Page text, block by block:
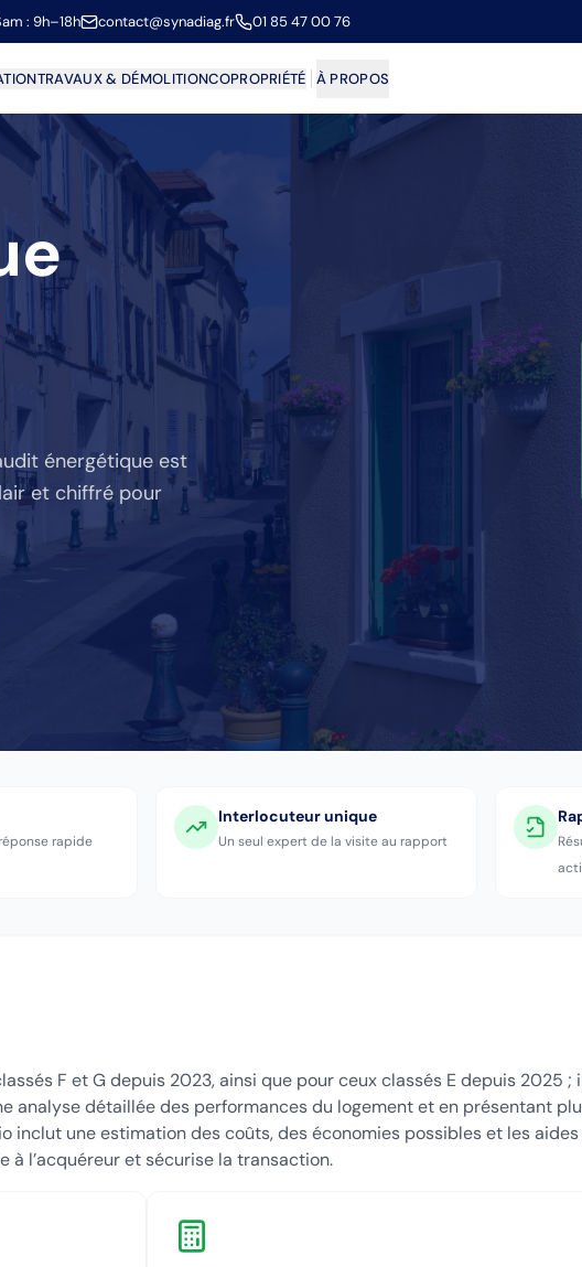
: 9h–18h contact@synadiag.fr 01 85 47 00 76
TRAVAUX & DÉMOLITIONCOPROPRIÉTÉ À PROPOS
énergétique est
et chiffré pour
rapide
Interlocuteur unique
Un seul expert de la visite au rapport
F et G depuis 2023, ainsi que pour ceux classés E depuis 2025
analyse détaillée des performances du logement et en présentant
inclut une estimation des coûts, des économies possibles et les
à l’acquéreur et sécurise la transaction.